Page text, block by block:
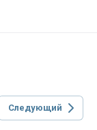
Следующий